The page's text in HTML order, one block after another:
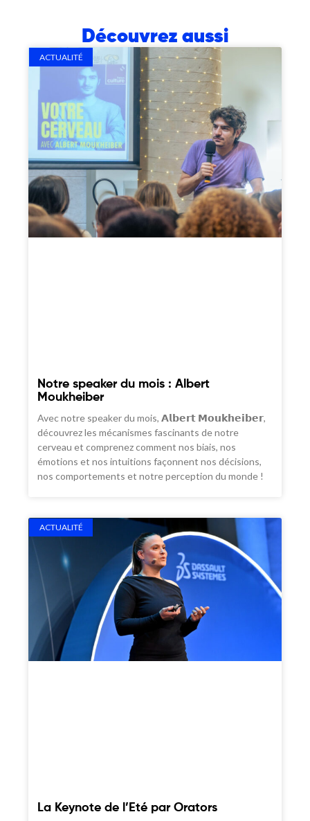
Découvrez aussi
ACTUALITÉ
Notre speaker du mois : Albert
Moukheiber
Avec notre speaker du mois, 𝗔𝗹𝗯𝗲𝗿𝘁 𝗠𝗼𝘂𝗸𝗵𝗲𝗶𝗯𝗲𝗿,
découvrez les mécanismes fascinants de notre
cerveau et comprenez comment nos biais, nos
émotions et nos intuitions façonnent nos décisions,
nos comportements et notre perception du monde !
ACTUALITÉ
La Keynote de l’Eté par Orators